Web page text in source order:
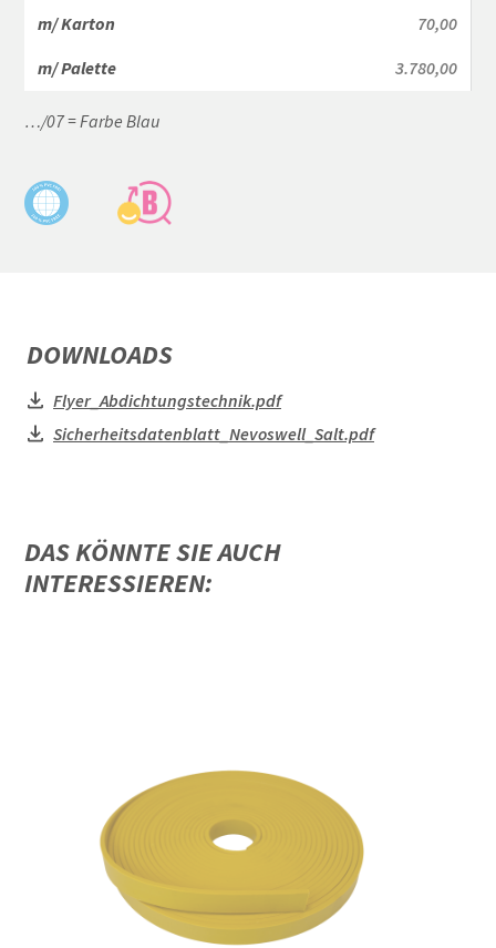
70,00
3.780,00
…/07 = Farbe Blau
DOWNLOADS
Flyer_Abdichtungstechnik.pdf
Sicherheitsdatenblatt_Nevoswell_Salt.pdf
DAS KÖNNTE SIE AUCH
INTERESSIEREN: